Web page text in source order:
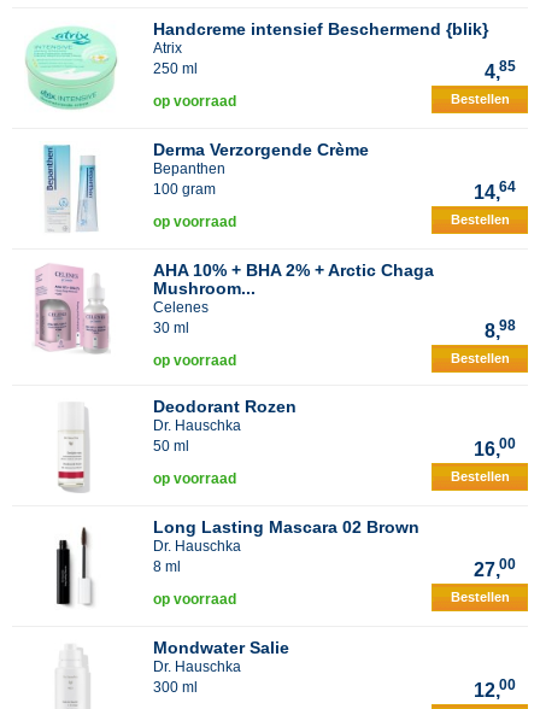
Handcreme intensief Beschermend {blik}
Atrix
250 ml
4,85
op voorraad Bestellen
Derma Verzorgende Crème
Bepanthen
100 gram
14,64
op voorraad Bestellen
AHA 10% + BHA 2% + Arctic Chaga
Mushroom...
Celenes
30 ml
8,98
op voorraad Bestellen
Deodorant Rozen
Dr. Hauschka
50 ml
16,00
op voorraad Bestellen
Long Lasting Mascara 02 Brown
Dr. Hauschka
8 ml
27,00
op voorraad Bestellen
Mondwater Salie
Dr. Hauschka
300 ml
12,00